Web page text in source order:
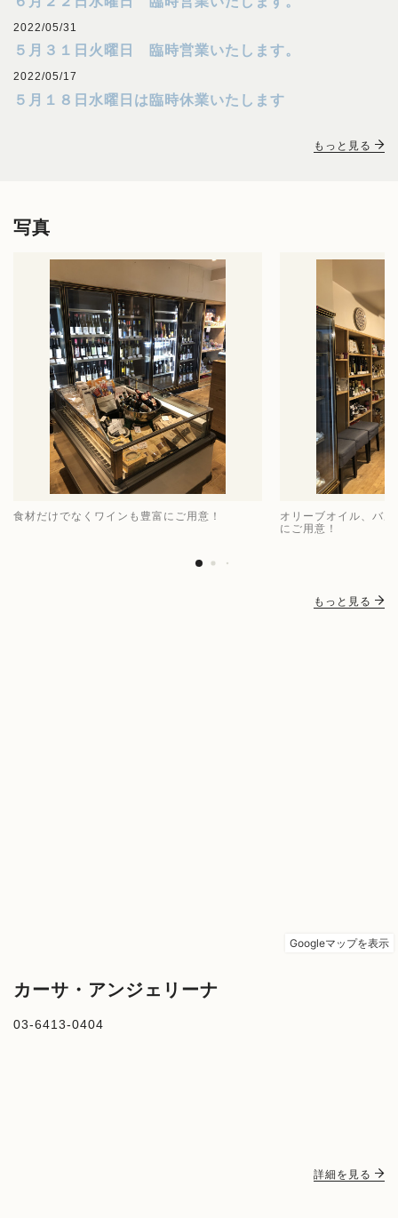
2022/05/31
５月３１日火曜日 臨時営業いたします。
2022/05/17
５月１８日水曜日は臨時休業いたします
もっと見る
写真
食材だけでなくワインも豊富にご用意！
オリーブオイル、バ
にご用意！
もっと見る
カーサ・アンジェリーナ
03-6413-0404
詳細を見る